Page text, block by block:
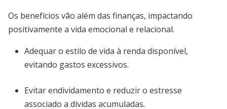
Os benefícios vão além das finanças, impactando
positivamente a vida emocional e relacional.
Adequar o estilo de vida à renda disponível,
evitando gastos excessivos.
Evitar endividamento e reduzir o estresse
associado a dívidas acumuladas.